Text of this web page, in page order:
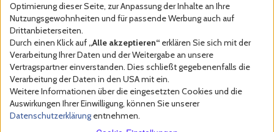
Optimierung dieser Seite, zur Anpassung der Inhalte an Ihre
Nutzungsgewohnheiten und für passende Werbung auch auf
Drittanbieterseiten.
Durch einen Klick auf „Alle akzeptieren“ erklären Sie sich mit der
Verarbeitung Ihrer Daten und der Weitergabe an unsere
Vertragspartner einverstanden. Dies schließt gegebenenfalls die
Verarbeitung der Daten in den USA mit ein.
Weitere Informationen über die eingesetzten Cookies und die
Auswirkungen Ihrer Einwilligung, können Sie unserer
Datenschutzerklärung entnehmen.